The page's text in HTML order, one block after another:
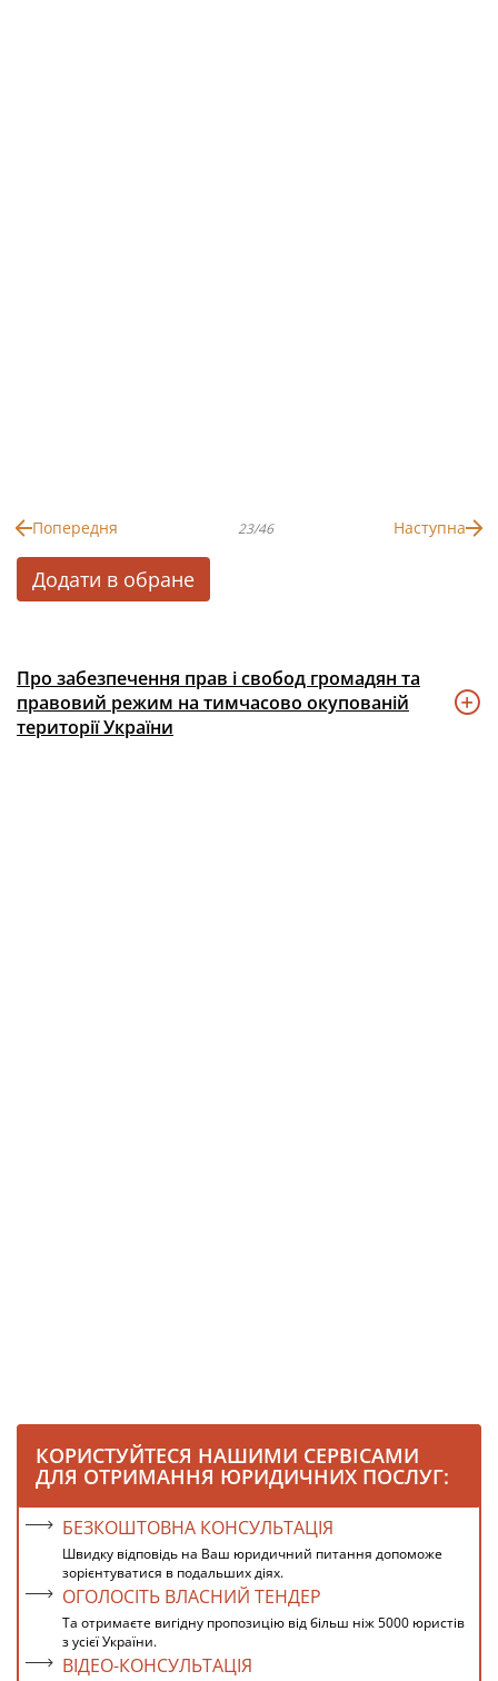
Попередня 23/46 Наступна
Додати в обране
Про забезпечення прав і свобод громадян та
правовий режим на тимчасово окупованій
території України
КОРИСТУЙТЕСЯ НАШИМИ СЕРВІСАМИ
ДЛЯ ОТРИМАННЯ ЮРИДИЧНИХ ПОСЛУГ:
БЕЗКОШТОВНА КОНСУЛЬТАЦІЯ
Швидку відповідь на Ваш юридичний питання допоможе
зорієнтуватися в подальших діях.
ОГОЛОСІТЬ ВЛАСНИЙ ТЕНДЕР
Та отримаєте вигідну пропозицію від більш ніж 5000 юристів
з усієї України.
ВІДЕО-КОНСУЛЬТАЦІЯ